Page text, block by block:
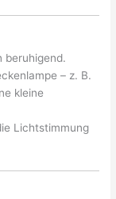
beruhigend.
– z. B.
kleine
Lichtstimmung